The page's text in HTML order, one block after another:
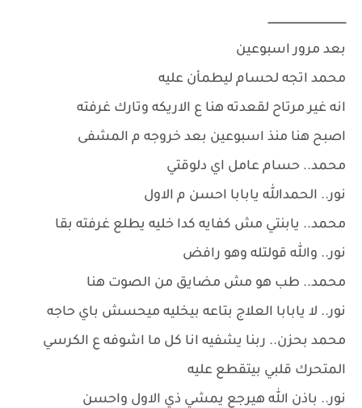
ــــــــــــــــــــــــــــــــــــــــــــــــ
بعد مرور اسبوعين
محمد اتجه لحسام ليطمأن عليه
انه غير مرتاح لقعدته هنا ع الاريكه وتارك غرفته
اصبح هنا منذ اسبوعين بعد خروجه م المشفى
محمد.. حسام عامل اي دلوقتي
نور.. الحمدالله يابابا احسن م الاول
محمد.. يابنتي مش كفايه كدا خليه يطلع غرفته بقا
نور.. والله قولتله وهو رافض
محمد.. طب هو مش مضايق من الصوت هنا
نور.. لا يابابا العلاج بتاعه بيخليه ميحسش باي حاجه
محمد بحزن.. ربنا يشفيه انا كل ما اشوفه ع الكرسي
المتحرك قلبي بيتقطع عليه
نور.. باذن الله هيرجع يمشي ذي الاول واحسن